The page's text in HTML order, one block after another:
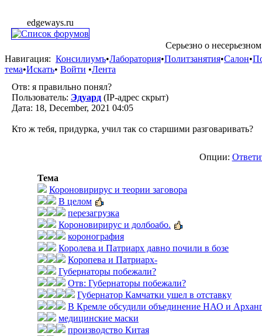
edgeways.ru
Серьезно о
Навигация: Консилиумъ•Лаборатория•Политзанятия•Салон•
тема•Искать• Войти •Лента
Отв: я правильно понял?
Пользователь: Эдуард (IP-адрес скрыт)
Дата: 18, December, 2021 04:05
Кто ж тебя, придурка, учил так со старшими разговаривать?
Опции:
Тема
Короновирирус и теории заговора
В целом
перезагрузка
Короновирирус и долбоабо.
коронография
Королева и Патриарх давно почили в бозе
Коропева и Патриарх-
Губернаторы побежали?
Отв: Губернаторы побежали?
Губернатор Камчатки ушел в отставку
В Кремле обсудили объединение НАО и
медицинские маски
производство Китая